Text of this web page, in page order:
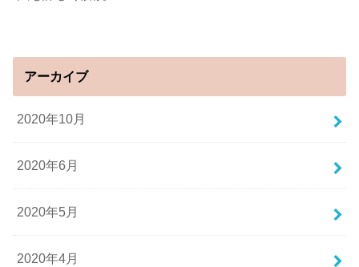
アーカイブ
2020年10月
2020年6月
2020年5月
2020年4月